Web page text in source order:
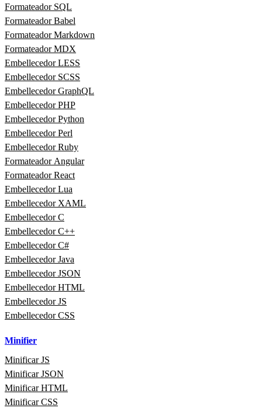
Formateador SQL
Formateador Babel
Formateador Markdown
Formateador MDX
Embellecedor LESS
Embellecedor SCSS
Embellecedor GraphQL
Embellecedor PHP
Embellecedor Python
Embellecedor Perl
Embellecedor Ruby
Formateador Angular
Formateador React
Embellecedor Lua
Embellecedor XAML
Embellecedor C
Embellecedor C++
Embellecedor C#
Embellecedor Java
Embellecedor JSON
Embellecedor HTML
Embellecedor JS
Embellecedor CSS
Minifier
Minificar JS
Minificar JSON
Minificar HTML
Minificar CSS